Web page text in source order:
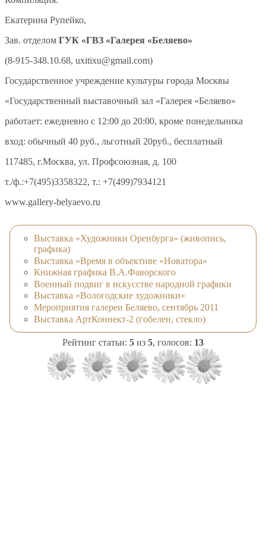
Екатерина Рупейко,
Зав. отделом ГУК «ГВЗ «Галерея «Беляево»
(8-915-348.10.68, uxitixu@gmail.com)
Государственное учреждение культуры города Москвы
«Государственный выставочный зал «Галерея «Беляево»
работает: ежедневно с 12:00 до 20:00, кроме понедельника
вход: обычный 40 руб., льготный 20руб., бесплатный
117485, г.Москва, ул. Профсоюзная, д. 100
т./ф.:+7(495)3358322, т.: +7(499)7934121
www.gallery-belyaevo.ru
Выставка «Художники Оренбурга» (живопись,
графика)
Выставка «Время в объективе «Новатора»
Книжная графика В.А.Фаворского
Военный подвиг в искусстве народной графики
Выставка «Вологодские художники»
Мероприятия галереи Беляево, сентябрь 2011
Выставка АртКоннект-2 (гобелен, стекло)
Рейтинг статьи: 5 из 5, голосов: 13